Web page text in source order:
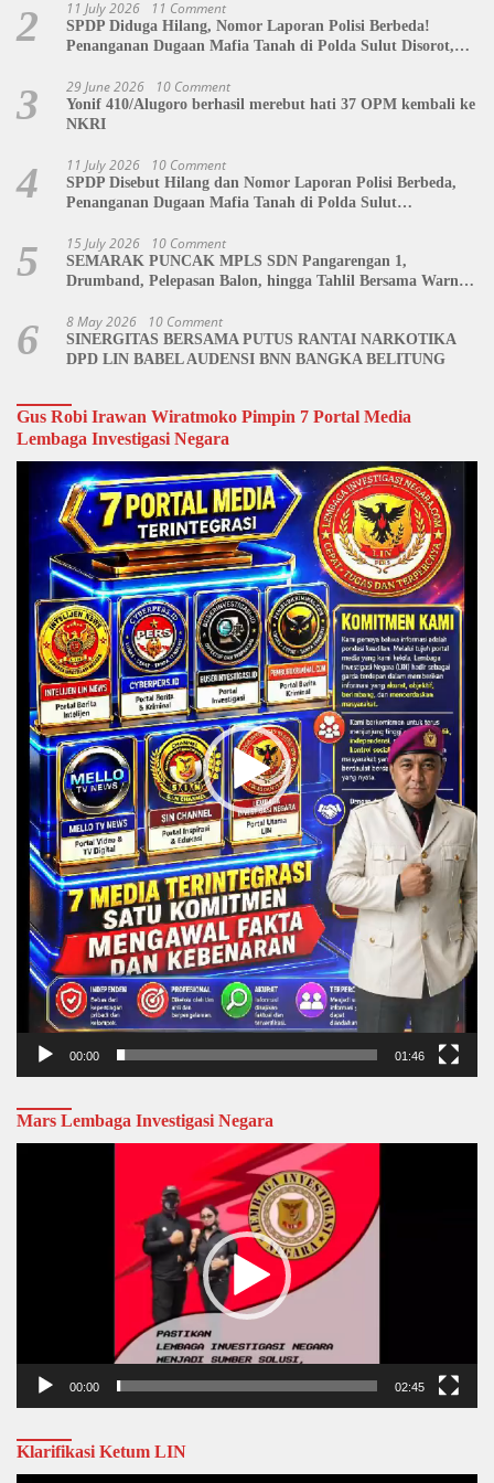
2 11 July 2026 11 Comment
SPDP Diduga Hilang, Nomor Laporan Polisi Berbeda!
Penanganan Dugaan Mafia Tanah di Polda Sulut Disorot,
3 29 June 2026 10 Comment
Yonif 410/Alugoro berhasil merebut hati 37 OPM kembali ke
NKRI
4 11 July 2026 10 Comment
SPDP Disebut Hilang dan Nomor Laporan Polisi Berbeda,
Penanganan Dugaan Mafia Tanah di Polda Sulut
5 15 July 2026 10 Comment
SEMARAK PUNCAK MPLS SDN Pangarengan 1,
Drumband, Pelepasan Balon, hingga Tahlil Bersama Warnai
6 8 May 2026 10 Comment
SINERGITAS BERSAMA PUTUS RANTAI NARKOTIKA
DPD LIN BABEL AUDENSI BNN BANGKA BELITUNG
Gus Robi Irawan Wiratmoko Pimpin 7 Portal Media
Lembaga Investigasi Negara
Video
Player
00:00 01:46
Mars Lembaga Investigasi Negara
00:00 02:45
Klarifikasi Ketum LIN